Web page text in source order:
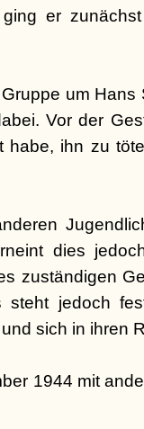
er
um Hans
Vor der
habe, ihn zu
dies
zuständigen
steht jedoch
sich in ihren
1944 mit